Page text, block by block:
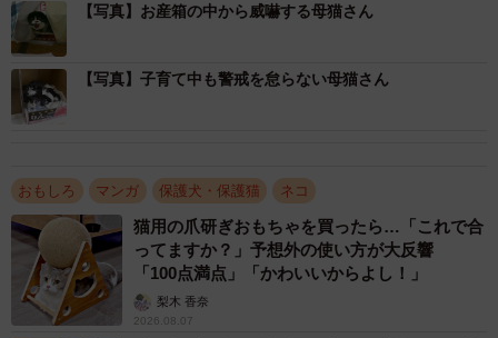
獣医師のアドバイス、図書館で借りた本、X（旧Twitter）を
通じて寄せられた「猫の出産」に関する情報をもとに、暗
幕などを施したいろんなタイプの産箱を作り、たくさんの
タオルや布、保温用のペットヒーターを用意。
だが、いよいよその時が近づくと、責任感と不安で震えが
止まらなくなったという。すると、愛猫、クロくんがそっ
と側に来てくれたことで落ち着きを取り戻すことが出来た
そうだ。
「産まれた！産まれました！！8匹全員無事です。母猫もち
【写真】お産箱の中から威嚇する母猫さん
【写真】子育て中も警戒を怠らない母猫さん
おもしろ マンガ 保護犬・保護猫 ネコ
猫用の爪研ぎおもちゃを買ったら…「これで合
ってますか？」予想外の使い方が大反響
「100点満点」「かわいいからよし！」
梨木 香奈
2026.08.07